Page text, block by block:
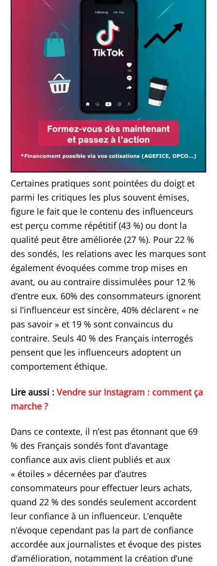
Certaines pratiques sont pointées du doigt et
parmi les critiques les plus souvent émises,
figure le fait que le contenu des influenceurs
est perçu comme répétitif (43 %) ou dont la
qualité peut être améliorée (27 %). Pour 22 %
des sondés, les relations avec les marques sont
également évoquées comme trop mises en
avant, ou au contraire dissimulées pour 12 %
d’entre eux. 60% des consommateurs ignorent
si l’influenceur est sincère, 40% déclarent « ne
pas savoir » et 19 % sont convaincus du
contraire. Seuls 40 % des Français interrogés
pensent que les influenceurs adoptent un
comportement éthique.
Lire aussi :Vendre sur Instagram : comment ça
marche ?
Dans ce contexte, il n’est pas étonnant que 69
% des Français sondés font d’avantage
confiance aux avis client publiés et aux
« étoiles » décernées par d’autres
consommateurs pour effectuer leurs achats,
quand 22 % des sondés seulement accordent
leur confiance à un influenceur. L’enquête
n’évoque cependant pas la part de confiance
accordée aux journalistes et évoque des pistes
d’amélioration, notamment la création d’une